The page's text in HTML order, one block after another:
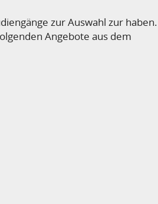
zur Auswahl zur haben.
Angebote aus dem